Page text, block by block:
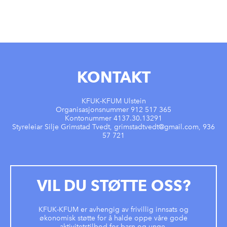
KONTAKT
KFUK-KFUM Ulstein
Organisasjonsnummer 912 517 365
Kontonummer 4137.30.13291
Styreleiar Silje Grimstad Tvedt, grimstadtvedt@gmail.com, 936
57 721
VIL DU STØTTE OSS?
KFUK-KFUM er avhengig av frivillig innsats og
økonomisk støtte for å halde oppe våre gode